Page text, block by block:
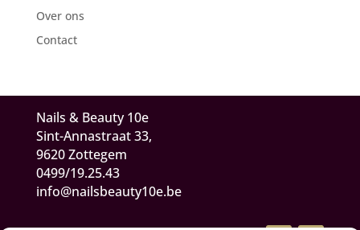
Over ons
Contact
Nails & Beauty 10e
Sint-Annastraat 33,
9620 Zottegem
0499/19.25.43
info@nailsbeauty10e.be